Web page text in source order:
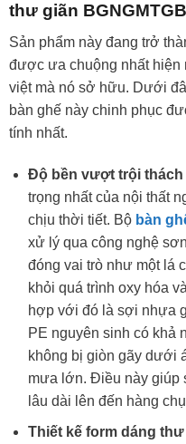
thư giãn
Sản phẩm này đang trở
được ưa chuộng nhất hiện
việt mà nó sở hữu. Dưới
bàn ghế này chinh phục
tính nhất.
Độ bền vượt trội
trọng nhất của nội thất
chịu thời tiết. Bộ bàn
xử lý qua công nghệ
đóng vai trò như một lá
khỏi quá trình oxy hóa
hợp với đó là sợi nhựa
PE nguyên sinh có khả
không bị giòn gãy dưới
mưa lớn. Điều này giúp
lâu dài lên đến hàng
Thiết kế form dáng